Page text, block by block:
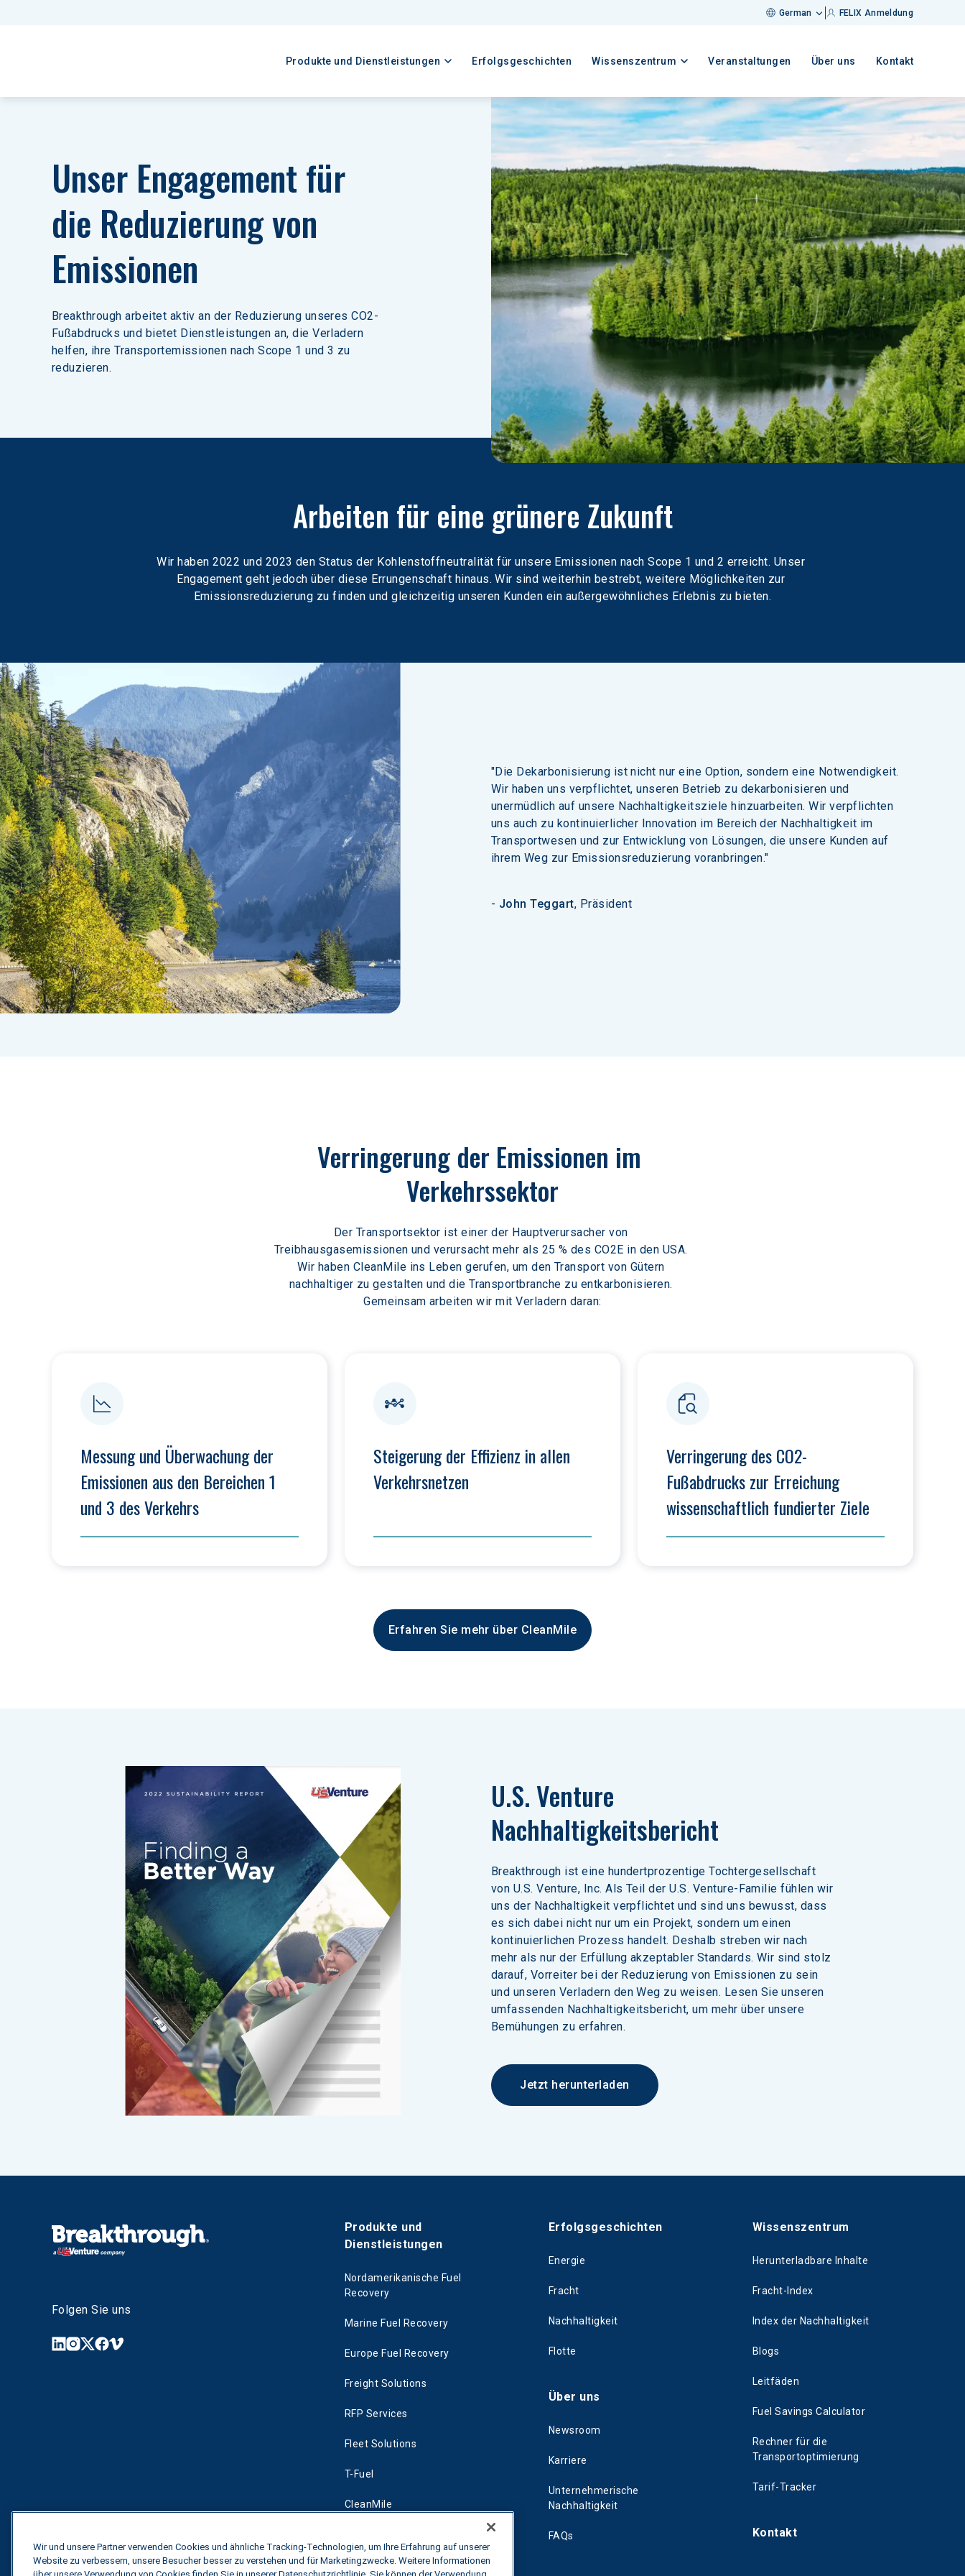
German FELIX Anmeldung
Produkte und Dienstleistungen Erfolgsgeschichten Wissenszentrum Veranstaltungen Über uns Kontakt
Unser Engagement für
die Reduzierung von
Emissionen
Breakthrough arbeitet aktiv an der Reduzierung unseres CO2-
Fußabdrucks und bietet Dienstleistungen an, die Verladern
helfen, ihre Transportemissionen nach Scope 1 und 3 zu
reduzieren.
Arbeiten für eine grünere Zukunft
Wir haben 2022 und 2023 den Status der Kohlenstoffneutralität für unsere Emissionen nach Scope 1 und 2 erreicht. Unser
Engagement geht jedoch über diese Errungenschaft hinaus. Wir sind weiterhin bestrebt, weitere Möglichkeiten zur
Emissionsreduzierung zu finden und gleichzeitig unseren Kunden ein außergewöhnliches Erlebnis zu bieten.
"Die Dekarbonisierung ist nicht nur eine Option, sondern eine Notwendigkeit.
Wir haben uns verpflichtet, unseren Betrieb zu dekarbonisieren und
unermüdlich auf unsere Nachhaltigkeitsziele hinzuarbeiten. Wir verpflichten
uns auch zu kontinuierlicher Innovation im Bereich der Nachhaltigkeit im
Transportwesen und zur Entwicklung von Lösungen, die unsere Kunden auf
ihrem Weg zur Emissionsreduzierung voranbringen."
- John Teggart, Präsident
Verringerung der Emissionen im
Verkehrssektor
Der Transportsektor ist einer der Hauptverursacher von
Treibhausgasemissionen und verursacht mehr als 25 % des CO2E in den USA.
Wir haben CleanMile ins Leben gerufen, um den Transport von Gütern
nachhaltiger zu gestalten und die Transportbranche zu entkarbonisieren.
Gemeinsam arbeiten wir mit Verladern daran:
Messung und Überwachung der
Emissionen aus den Bereichen 1
und 3 des Verkehrs
Steigerung der Effizienz in allen
Verkehrsnetzen
Verringerung des CO2-
Fußabdrucks zur Erreichung
wissenschaftlich fundierter Ziele
Erfahren Sie mehr über CleanMile
U.S. Venture
Nachhaltigkeitsbericht
Breakthrough ist eine hundertprozentige Tochtergesellschaft
von U.S. Venture, Inc. Als Teil der U.S. Venture-Familie fühlen wir
uns der Nachhaltigkeit verpflichtet und sind uns bewusst, dass
es sich dabei nicht nur um ein Projekt, sondern um einen
kontinuierlichen Prozess handelt. Deshalb streben wir nach
mehr als nur der Erfüllung akzeptabler Standards. Wir sind stolz
darauf, Vorreiter bei der Reduzierung von Emissionen zu sein
und unseren Verladern den Weg zu weisen. Lesen Sie unseren
umfassenden Nachhaltigkeitsbericht, um mehr über unsere
Bemühungen zu erfahren.
Jetzt herunterladen
Folgen Sie uns
Produkte und
Dienstleistungen
Nordamerikanische Fuel
Recovery
Marine Fuel Recovery
Europe Fuel Recovery
Freight Solutions
RFP Services
Fleet Solutions
T-Fuel
CleanMile
Erfolgsgeschichten
Energie
Fracht
Nachhaltigkeit
Flotte
Über uns
Newsroom
Karriere
Unternehmerische
Nachhaltigkeit
FAQs
Wissenszentrum
Herunterladbare Inhalte
Fracht-Index
Index der Nachhaltigkeit
Blogs
Leitfäden
Fuel Savings Calculator
Rechner für die
Transportoptimierung
Tarif-Tracker
Kontakt
Wir und unsere Partner verwenden Cookies und ähnliche Tracking-Technologien, um Ihre Erfahrung auf unserer
Website zu verbessern, unsere Besucher besser zu verstehen und für Marketingzwecke. Weitere Informationen